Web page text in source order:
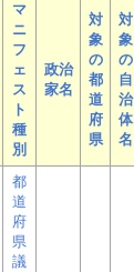
マ
ニ
フ
ェ
ス
ト
種
別
政治
家名
対
象
の
都
道
府
県
対
象
の
自
治
体
名
都
道
府
県
議